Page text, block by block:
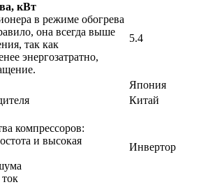
кВт
в режиме обогрева
она всегда выше
так как
энергозатратно,
5.4
Япония
Китай
компрессоров:
и высокая
Инвертор